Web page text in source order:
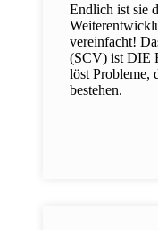
Endlich ist sie
vereinfacht!
(SCV) ist DIE
löst Probleme,
bestehen.